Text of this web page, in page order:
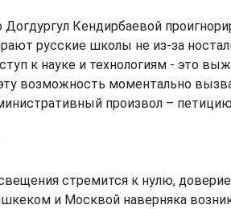
Кендирбаевой
русские школы не из-за
к науке и технологиям - это
возможность моментально
произвол –
стремится к нулю,
и Москвой наверняка